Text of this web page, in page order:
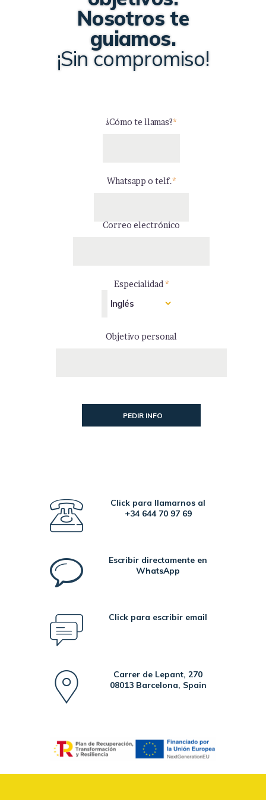
Nosotros te
guiamos.
¡Sin compromiso!
¿Cómo te llamas?*
Whatsapp o telf.*
Correo electrónico
Especialidad *
Objetivo personal
Click para llamarnos al
+34 644 70 97 69
Escribir directamente en
WhatsApp
Click para escribir email
Carrer de Lepant, 270
08013 Barcelona, Spain